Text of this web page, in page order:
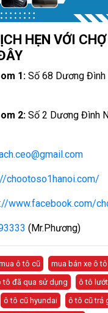
HẸN VỚI CHỢ
1: Số 68 Dương Đình
2: Số 2 Dương Đình
chootoso1hanoi.com/
www.facebook.com/
(Mr.Phương)
ô tô cũ
mua bán xe ô
tô đã qua sử dụng ô tô lướt
ô tô cũ hyundai
ô tô cũ trả